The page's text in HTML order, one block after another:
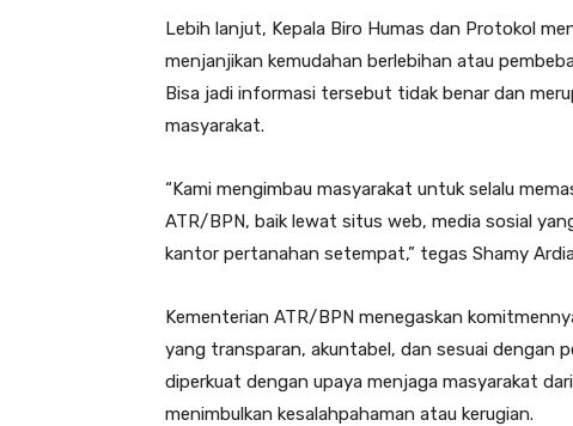
Lebih lanjut, Kepala Biro Humas dan Protokol
menjanjikan kemudahan berlebihan atau
Bisa jadi informasi tersebut tidak benar dan
masyarakat.
“Kami mengimbau masyarakat untuk selalu
ATR/BPN, baik lewat situs web, media sosial
kantor pertanahan setempat,” tegas Shamy
Kementerian ATR/BPN menegaskan
yang transparan, akuntabel, dan sesuai dengan
diperkuat dengan upaya menjaga masyarakat
menimbulkan kesalahpahaman atau kerugian.